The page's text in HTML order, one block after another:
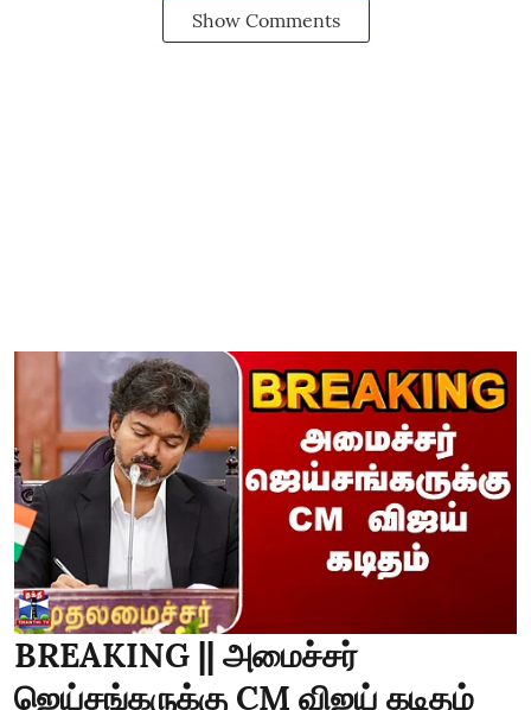
Show Comments
BREAKING || அமைச்சர்
ஜெய்சங்கருக்கு CM விஜய் கடிதம்